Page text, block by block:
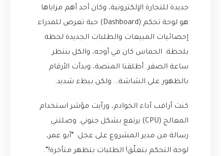
جديدة للتجارة الإلكترونية، وكان أحد أهم مزاياها
هو لوحة تحكم (Dashboard) حية تعرض للمدراء
إحصائيات المبيعات والطلبات الجديدة لحظة
بلحظة. الحماس كان في أوجه، والكل ينتظر
ساعة الصفر. أطلقنا المنصة، وبدأت الأرقام
بالظهور على الشاشة… ولكن ببطء شديد.
كنت أراقب أداء الخوادم، ورأيت مؤشر استخدام
المعالج (CPU) يرتفع بشكل جنوني. وصلتني
رسالة من مدير المشروع على عجل: “أبو عمر،
لوحة التحكم بتعلّق! الطلبات بتظهر متأخرة!”.